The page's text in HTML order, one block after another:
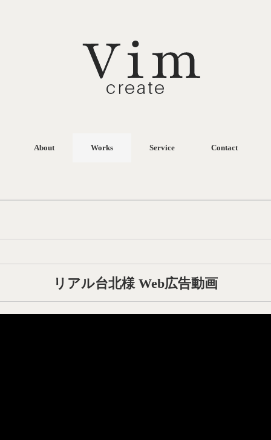
About Works Service Contact
リアル台北様 Web広告動画